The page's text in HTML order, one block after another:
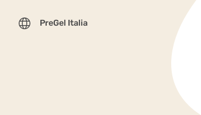
PreGel Italia